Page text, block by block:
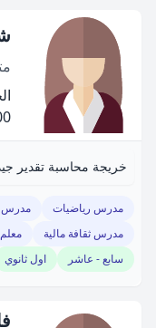
مدرس رياضيات
مدرس ثقافة مالية
سابع - عاشر
اول ثانوي